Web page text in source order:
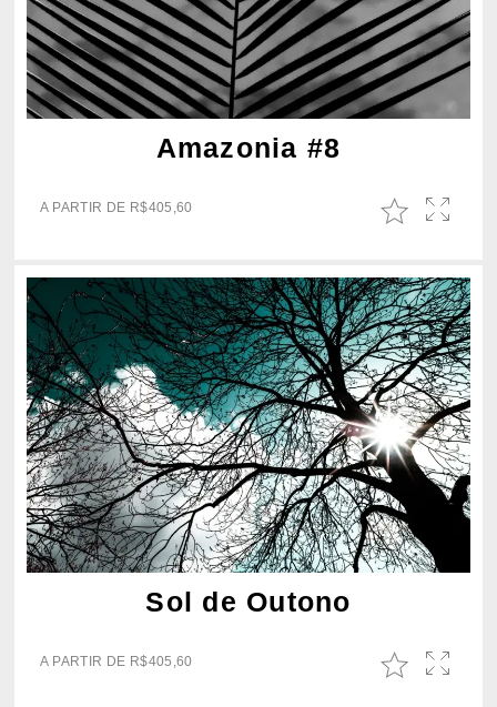
Amazonia #8
A PARTIR DE R$405,60
Sol de Outono
A PARTIR DE R$405,60